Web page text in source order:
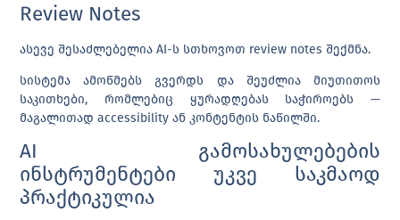
Review Notes
ასევე შესაძლებელია AI-ს სთხოვოთ review notes შექმნა.
სისტემა ამოწმებს გვერდს და შეუძლია მიუთითოს
საკითხები, რომლებიც ყურადღებას საჭიროებს —
მაგალითად accessibility ან კონტენტის ნაწილში.
AI გამოსახულებების
ინსტრუმენტები უკვე საკმაოდ
პრაქტიკულია